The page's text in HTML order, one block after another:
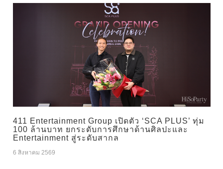
411 Entertainment Group เปิดตัว ‘SCA PLUS’ ทุ่ม
100 ล้านบาท ยกระดับการศึกษาด้านศิลปะและ
Entertainment สู่ระดับสากล
6 สิงหาคม 2569